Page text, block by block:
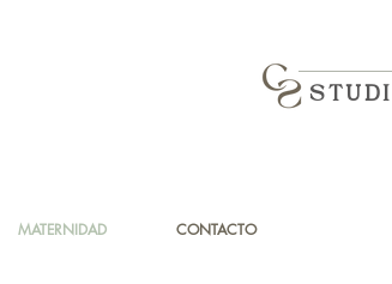
MATERNIDAD CONTACTO